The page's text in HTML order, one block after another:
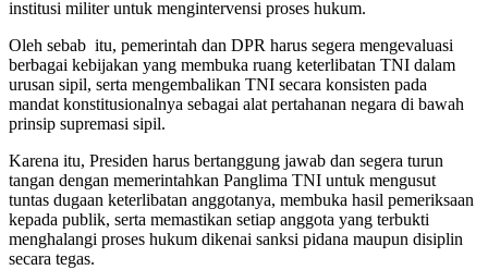
institusi militer untuk mengintervensi proses hukum.
Oleh sebab itu, pemerintah dan DPR harus segera mengevaluasi
berbagai kebijakan yang membuka ruang keterlibatan TNI dalam
urusan sipil, serta mengembalikan TNI secara konsisten pada
mandat konstitusionalnya sebagai alat pertahanan negara di bawah
prinsip supremasi sipil.
Karena itu, Presiden harus bertanggung jawab dan segera turun
tangan dengan memerintahkan Panglima TNI untuk mengusut
tuntas dugaan keterlibatan anggotanya, membuka hasil pemeriksaan
kepada publik, serta memastikan setiap anggota yang terbukti
menghalangi proses hukum dikenai sanksi pidana maupun disiplin
secara tegas.